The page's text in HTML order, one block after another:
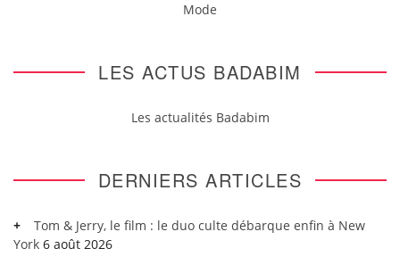
Mode
LES ACTUS BADABIM
Les actualités Badabim
DERNIERS ARTICLES
Tom & Jerry, le film : le duo culte débarque enfin à New
York 6 août 2026